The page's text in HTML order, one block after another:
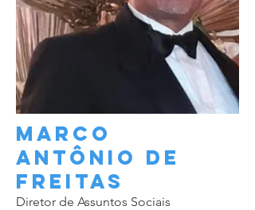
Marco
antônio de
FREITAS
Diretor de Assuntos Sociais